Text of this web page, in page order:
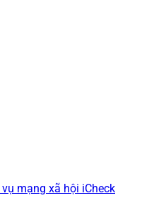
mạng xã hội iCheck